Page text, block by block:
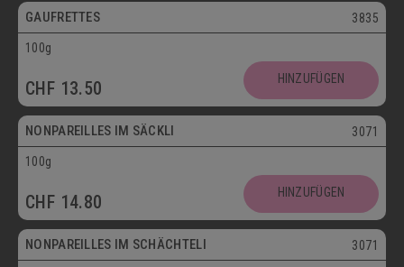
GAUFRETTES 3835
100g
CHF 13.50 HINZUFÜGEN
Postversand
NONPAREILLES IM SÄCKLI 3071
100g
CHF 14.80 HINZUFÜGEN
Postversand
NONPAREILLES IM SCHÄCHTELI 3071